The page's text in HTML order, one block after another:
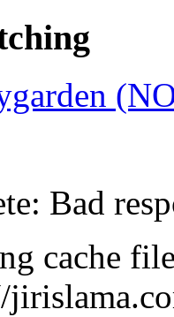
Bad
cache